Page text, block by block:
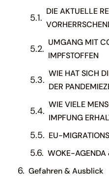
DIE AKTUELLE
UMGANG MIT
IMPFSTOFFEN
WIE HAT SICH
DER
WIE VIELE
IMPFUNG
EU-
WOKE-AGENDA
Gefahren & Ausblick